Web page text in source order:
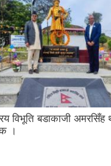
विभूति बडाकाजी अमरसिँह
।